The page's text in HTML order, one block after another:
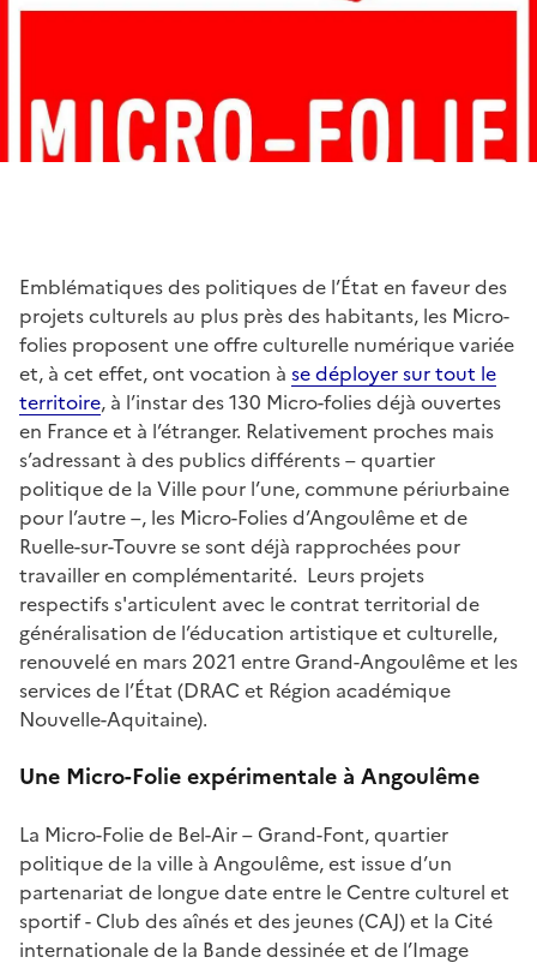
Emblématiques des politiques de l’État en faveur des
projets culturels au plus près des habitants, les Micro-
folies proposent une offre culturelle numérique variée
et, à cet effet, ont vocation à se déployer sur tout le
territoire, à l’instar des 130 Micro-folies déjà ouvertes
en France et à l’étranger. Relativement proches mais
s’adressant à des publics différents – quartier
politique de la Ville pour l’une, commune périurbaine
pour l’autre –, les Micro-Folies d’Angoulême et de
Ruelle-sur-Touvre se sont déjà rapprochées pour
travailler en complémentarité. Leurs projets
respectifs s'articulent avec le contrat territorial de
généralisation de l’éducation artistique et culturelle,
renouvelé en mars 2021 entre Grand-Angoulême et les
services de l’État (DRAC et Région académique
Nouvelle-Aquitaine).
Une Micro-Folie expérimentale à Angoulême
La Micro-Folie de Bel-Air – Grand-Font, quartier
politique de la ville à Angoulême, est issue d’un
partenariat de longue date entre le Centre culturel et
sportif - Club des aînés et des jeunes (CAJ) et la Cité
internationale de la Bande dessinée et de l’Image